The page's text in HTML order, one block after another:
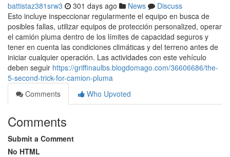
battistaz381srw3 301 days ago News
Discuss
Esto incluye inspeccionar regularmente el equipo en busca de
posibles fallas, utilizar equipos de protección personalized, operar
el camión pluma dentro de los límites de capacidad seguros y
tener en cuenta las condiciones climáticas y del terreno antes de
iniciar cualquier operación. Las actividades con este vehículo
deben seguir https://griffinaulbs.blogdomago.com/36606686/the-
5-second-trick-for-camion-pluma
Comments
Who Upvoted
Comments
Submit a Comment
No HTML